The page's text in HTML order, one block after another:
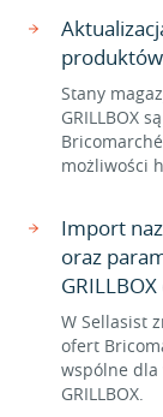
Stany
GRILLBOX
możliwości
Import
oraz
W Sellasist
ofert
wspólne
GRILLBOX.